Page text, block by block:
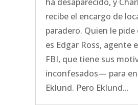
recibe el encargo de
paradero. Quien le pide
es Edgar Ross, agente
FBI, que tiene sus
inconfesados— para
Eklund. Pero Eklund...